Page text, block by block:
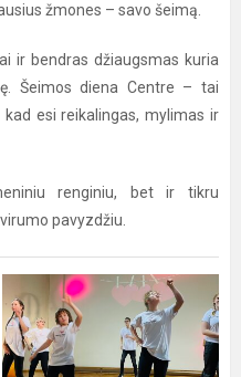
žmones – savo šeimą.
ir bendras džiaugsmas kuria
Šeimos diena Centre – tai
esi reikalingas, mylimas ir
renginiu, bet ir tikru
pavyzdžiu.